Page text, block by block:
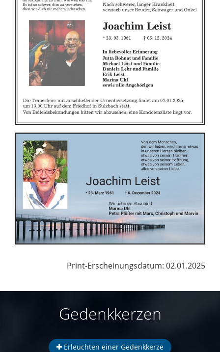
Print-Erscheinungsdatum: 02.01.2025
Gedenkkerzen
Erleuchten einer Gedenkkerze